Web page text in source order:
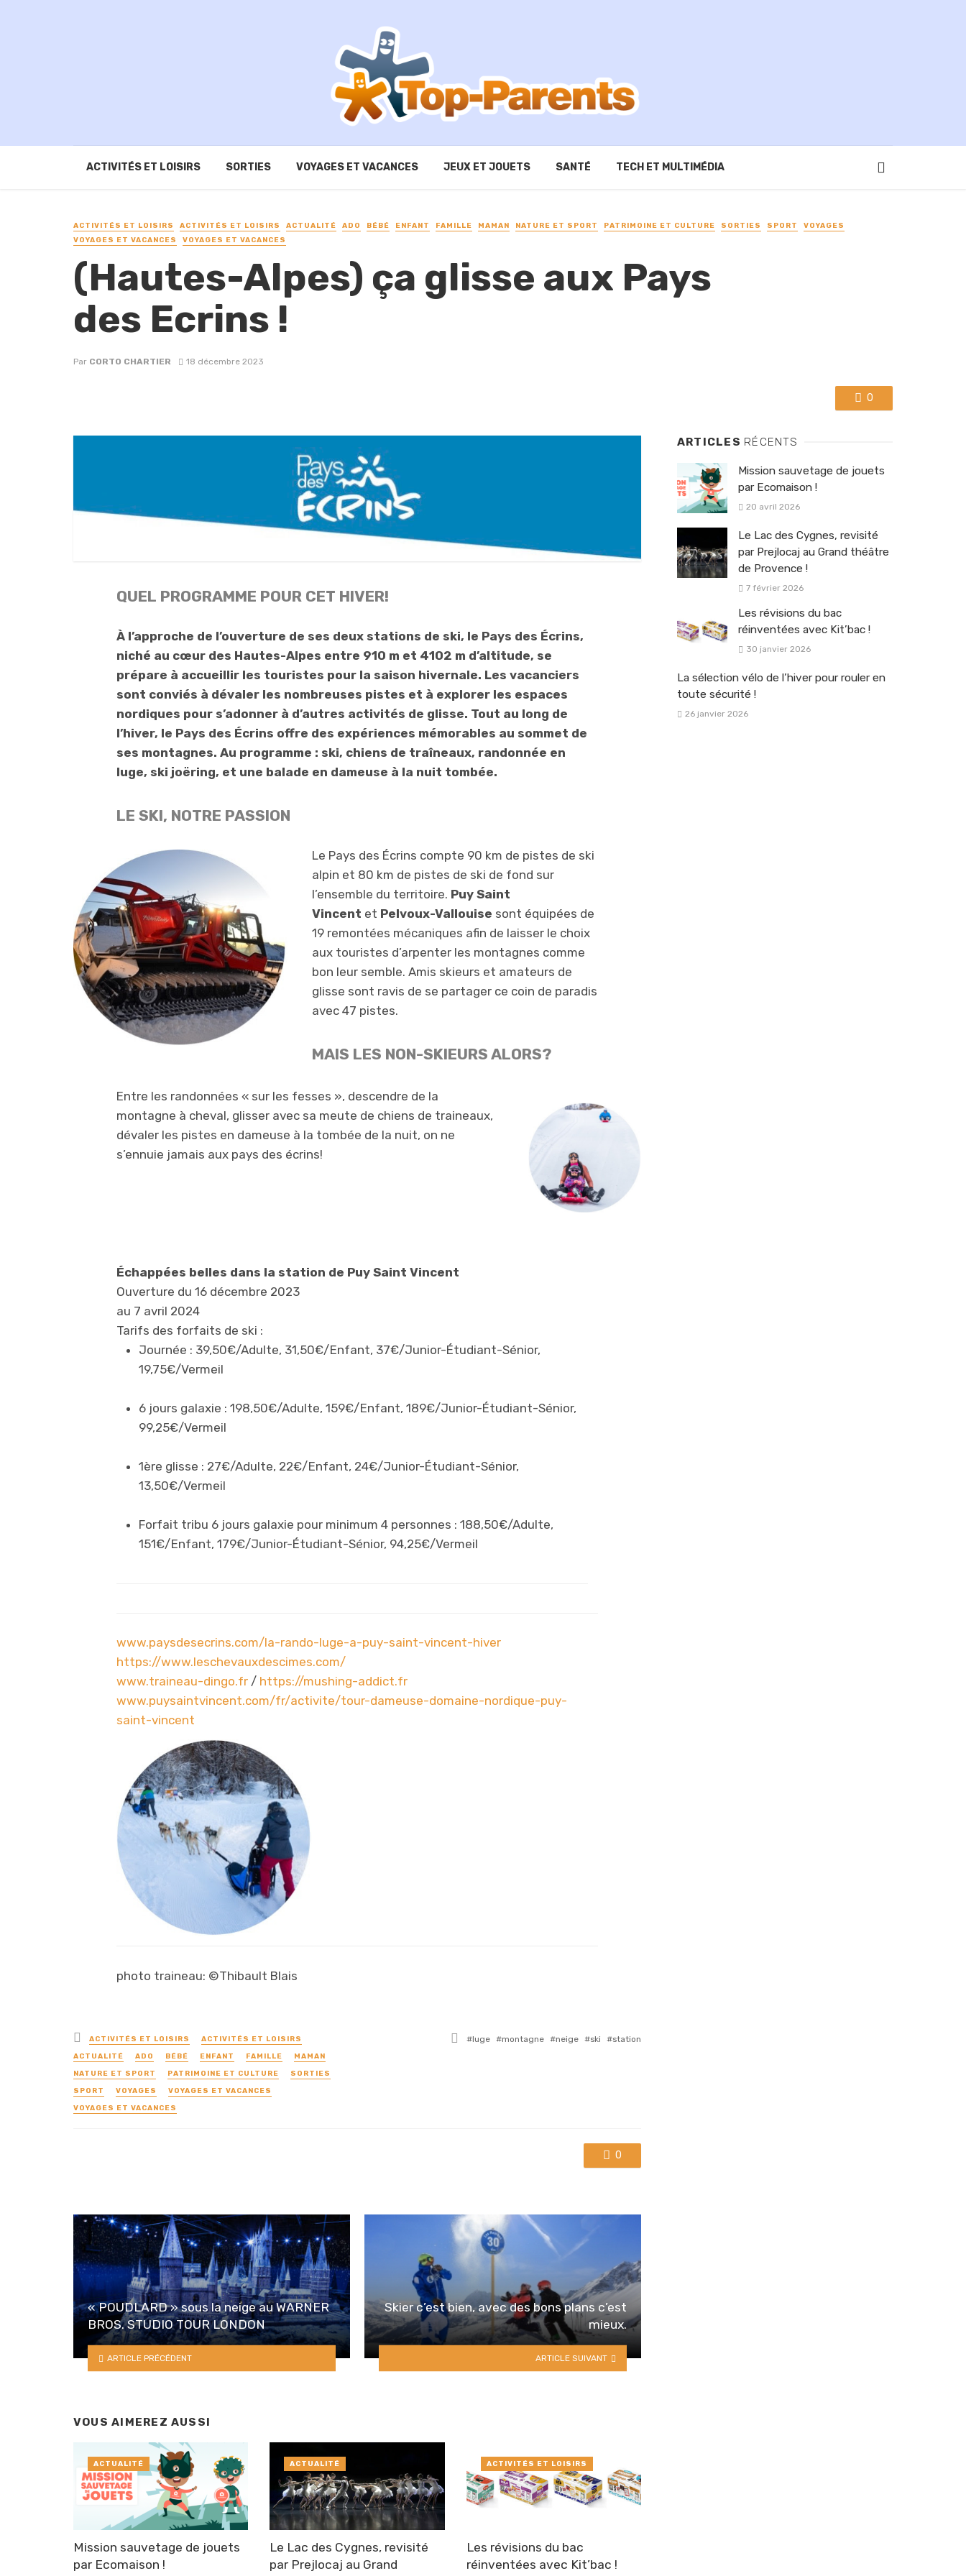
ACTIVITÉS ET LOISIRS SORTIES VOYAGES ET VACANCES JEUX ET JOUETS SANTÉ TECH ET MULTIMÉDIA
ACTIVITÉS ET LOISIRS ACTIVITÉS ET LOISIRS ACTUALITÉ ADO BÉBÉ ENFANT FAMILLE MAMAN NATURE ET SPORT PATRIMOINE ET CULTURE SORTIES SPORT
VOYAGES
VOYAGES ET VACANCES
VOYAGES ET VACANCES
(Hautes-Alpes) ça glisse aux Pays
des Ecrins !
Par CORTO CHARTIER 18 décembre 2023
0
QUEL PROGRAMME POUR CET HIVER!
À l’approche de l’ouverture de ses deux stations de ski, le Pays des Écrins,
niché au cœur des Hautes-Alpes entre 910 m et 4102 m d’altitude, se
prépare à accueillir les touristes pour la saison hivernale. Les vacanciers
sont conviés à dévaler les nombreuses pistes et à explorer les espaces
nordiques pour s’adonner à d’autres activités de glisse. Tout au long de
l’hiver, le Pays des Écrins offre des expériences mémorables au sommet de
ses montagnes. Au programme : ski, chiens de traîneaux, randonnée en
luge, ski joëring, et une balade en dameuse à la nuit tombée.
LE SKI, NOTRE PASSION
Le Pays des Écrins compte 90 km de pistes de ski
alpin et 80 km de pistes de ski de fond sur
l’ensemble du territoire. Puy Saint
Vincent et Pelvoux-Vallouise sont équipées de
19 remontées mécaniques afin de laisser le choix
aux touristes d’arpenter les montagnes comme
bon leur semble. Amis skieurs et amateurs de
glisse sont ravis de se partager ce coin de paradis
avec 47 pistes.
MAIS LES NON-SKIEURS ALORS?
Entre les randonnées « sur les fesses », descendre de la
montagne à cheval, glisser avec sa meute de chiens de traineaux,
dévaler les pistes en dameuse à la tombée de la nuit, on ne
s’ennuie jamais aux pays des écrins!
Échappées belles dans la station de Puy Saint Vincent
Ouverture du 16 décembre 2023
au 7 avril 2024
Tarifs des forfaits de ski :
Journée : 39,50€/Adulte, 31,50€/Enfant, 37€/Junior-Étudiant-Sénior,
19,75€/Vermeil
6 jours galaxie : 198,50€/Adulte, 159€/Enfant, 189€/Junior-Étudiant-Sénior,
99,25€/Vermeil
1ère glisse : 27€/Adulte, 22€/Enfant, 24€/Junior-Étudiant-Sénior,
13,50€/Vermeil
Forfait tribu 6 jours galaxie pour minimum 4 personnes : 188,50€/Adulte,
151€/Enfant, 179€/Junior-Étudiant-Sénior, 94,25€/Vermeil
www.paysdesecrins.com/la-rando-luge-a-puy-saint-vincent-hiver
https://www.leschevauxdescimes.com/
www.traineau-dingo.fr / https://mushing-addict.fr
www.puysaintvincent.com/fr/activite/tour-dameuse-domaine-nordique-puy-
saint-vincent
photo traineau: ©Thibault Blais
Posted
in
ACTIVITÉS ET LOISIRS
ACTIVITÉS ET LOISIRS
ACTUALITÉ
ADO BÉBÉ ENFANT FAMILLE
MAMAN
NATURE ET SPORT
PATRIMOINE ET CULTURE
SORTIES
SPORT
VOYAGES
VOYAGES ET VACANCES
VOYAGES ET VACANCES
Tagged
luge montagne neige ski station
0
« POUDLARD » sous la neige au WARNER
BROS. STUDIO TOUR LONDON
ARTICLE PRÉCÉDENT
Skier c’est bien, avec des bons plans c’est
mieux.
ARTICLE SUIVANT
VOUS AIMEREZ AUSSI
Mission sauvetage de jouets
par Ecomaison !
ACTUALITÉ
Le Lac des Cygnes, revisité
par Prejlocaj au Grand
ACTUALITÉ
Les révisions du bac
réinventées avec Kit’bac !
ACTIVITÉS ET LOISIRS
ARTICLES RÉCENTS
Mission sauvetage de jouets
par Ecomaison !
20 avril 2026
Le Lac des Cygnes, revisité
par Prejlocaj au Grand théâtre
de Provence !
7 février 2026
Les révisions du bac
réinventées avec Kit’bac !
30 janvier 2026
La sélection vélo de l’hiver pour rouler en
toute sécurité !
26 janvier 2026